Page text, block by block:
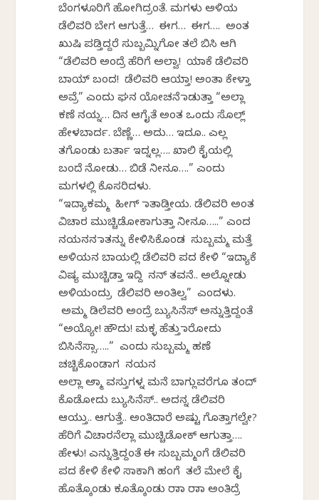
ಬೆಂಗಳೂರಿಗೆ ಹೋಗಿದ್ರಂತೆ. ಮಗಳು ಅಳಿಯ
ಡೆಲಿವರಿ ಬೇಗ ಆಗುತ್ತೆ… ಈಗ… ಈಗ…. ಅಂತ
ಖುಷಿ ಪಡ್ತಿದ್ದರೆ ಸುಬ್ಬಮ್ನಿಗೋ ತಲೆ ಬಿಸಿ ಆಗಿ
“ಡೆಲಿವರಿ ಅಂದ್ರೆ ಹೆರಿಗೆ ಅಲ್ವಾ! ಯಾಕೆ ಡೆಲಿವರಿ
ಬಾಯ್ ಬಂದ! ಡೆಲಿವರಿ ಆಯ್ತಾ! ಅಂತಾ ಕೇಳ್ತಾ
ಅವ್ರೆ” ಎಂದು ಘನ ಯೋಚನೆ ಮಾಡುತ್ತಾ “ಅಲ್ಲಾ
ಕಣೆ ನಯ್ನ… ದಿನ ಆಗೈತೆ ಅಂತ ಒಂದು ಸೊಲ್ಲ್
ಹೇಳಬಾರ್ದ. ಬೆಣ್ಣೆ… ಅದು… ಇದೂ.. ಎಲ್ಲ
ತಗೊಂಡು ಬರ್ತಾ ಇದ್ನಲ್ಲ…. ಖಾಲಿ ಕೈಯಲ್ಲಿ
ಬಂದೆ ನೋಡು… ಬಿಡೆ ನೀನೂ….” ಎಂದು
ಮಗಳಲ್ಲಿ ಕೊಸರಿದಳು.
“ಇದ್ಯಾಕಮ್ಮ ಹೀಗ್ ಮಾತಾಡ್ತೀಯ. ಡೆಲಿವರಿ ಅಂತ
ವಿಚಾರ ಮುಚ್ಚಿಡೋಕಾಗುತ್ತಾ ನೀನೂ…..” ಎಂದ
ನಯನನ ಮಾತನ್ನು ಕೇಳಿಸಿಕೊಂಡ ಸುಬ್ಬಮ್ಮ ಮತ್ತೆ
ಅಳಿಯನ ಬಾಯಲ್ಲಿ ಡೆಲಿವರಿ ಪದ ಕೇಳಿ “ಇದ್ಯಾಕೆ
ವಿಷ್ಯ ಮುಚ್ಚಿಡ್ತಾ ಇದ್ದಿ ನನ್ ತವನೆ.. ಅಲ್ನೋಡು
ಅಳಿಯಂದ್ರು ಡೆಲಿವರಿ ಅಂತಿಲ್ವ” ಎಂದಳು.
ಅಮ್ಮ ಡಿಲೆವರಿ ಅಂದ್ರೆ ಬ್ಯುಸಿನೆಸ್ ಅನ್ನುತ್ತಿದ್ದಂತೆ
“ಅಯ್ಯೋ! ಹೌದು! ಮಕ್ಳ ಹೆತ್ತು ಮಾರೋದು
ಬಿಸಿನೆಸ್ಸಾ…..” ಎಂದು ಸುಬ್ಬಮ್ಮ ಹಣೆ
ಚಚ್ಚಿಕೊಂಡಾಗ ನಯನ
ಅಲ್ಲಾ ಅಮ್ಮಾ ವಸ್ತುಗಳ್ನ ಮನೆ ಬಾಗ್ಲುವರೆಗೂ ತಂದ್
ಕೊಡೋದು ಬ್ಯುಸಿನೆಸ್.. ಅದನ್ನ ಡೆಲಿವರಿ
ಆಯ್ತು.. ಆಗುತ್ತೆ.. ಅಂತಿದಾರೆ ಅಷ್ಟು ಗೊತ್ತಾಗಲ್ವೇ?
ಹೆರಿಗೆ ವಿಚಾರನೆಲ್ಲಾ ಮುಚ್ಚಿಡೋಕ್ ಆಗುತ್ತಾ….
ಹೇಳು! ಎನ್ನುತ್ತಿದ್ದಂತೆ ಈ ಸುಬ್ಬಮ್ಮಂಗೆ ಡೆಲಿವರಿ
ಪದ ಕೇಳಿ ಕೇಳಿ ಸಾಕಾಗಿ ಹಂಗೆ ತಲೆ ಮೇಲೆ ಕೈ
ಹೊತ್ಕೊಂಡು ಕೂತ್ಕೊಂಡು ರಾಮಾ ರಾಮಾ ಅಂತಿದ್ರೆ